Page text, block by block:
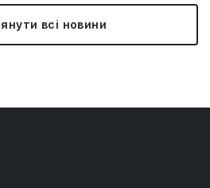
всі новини